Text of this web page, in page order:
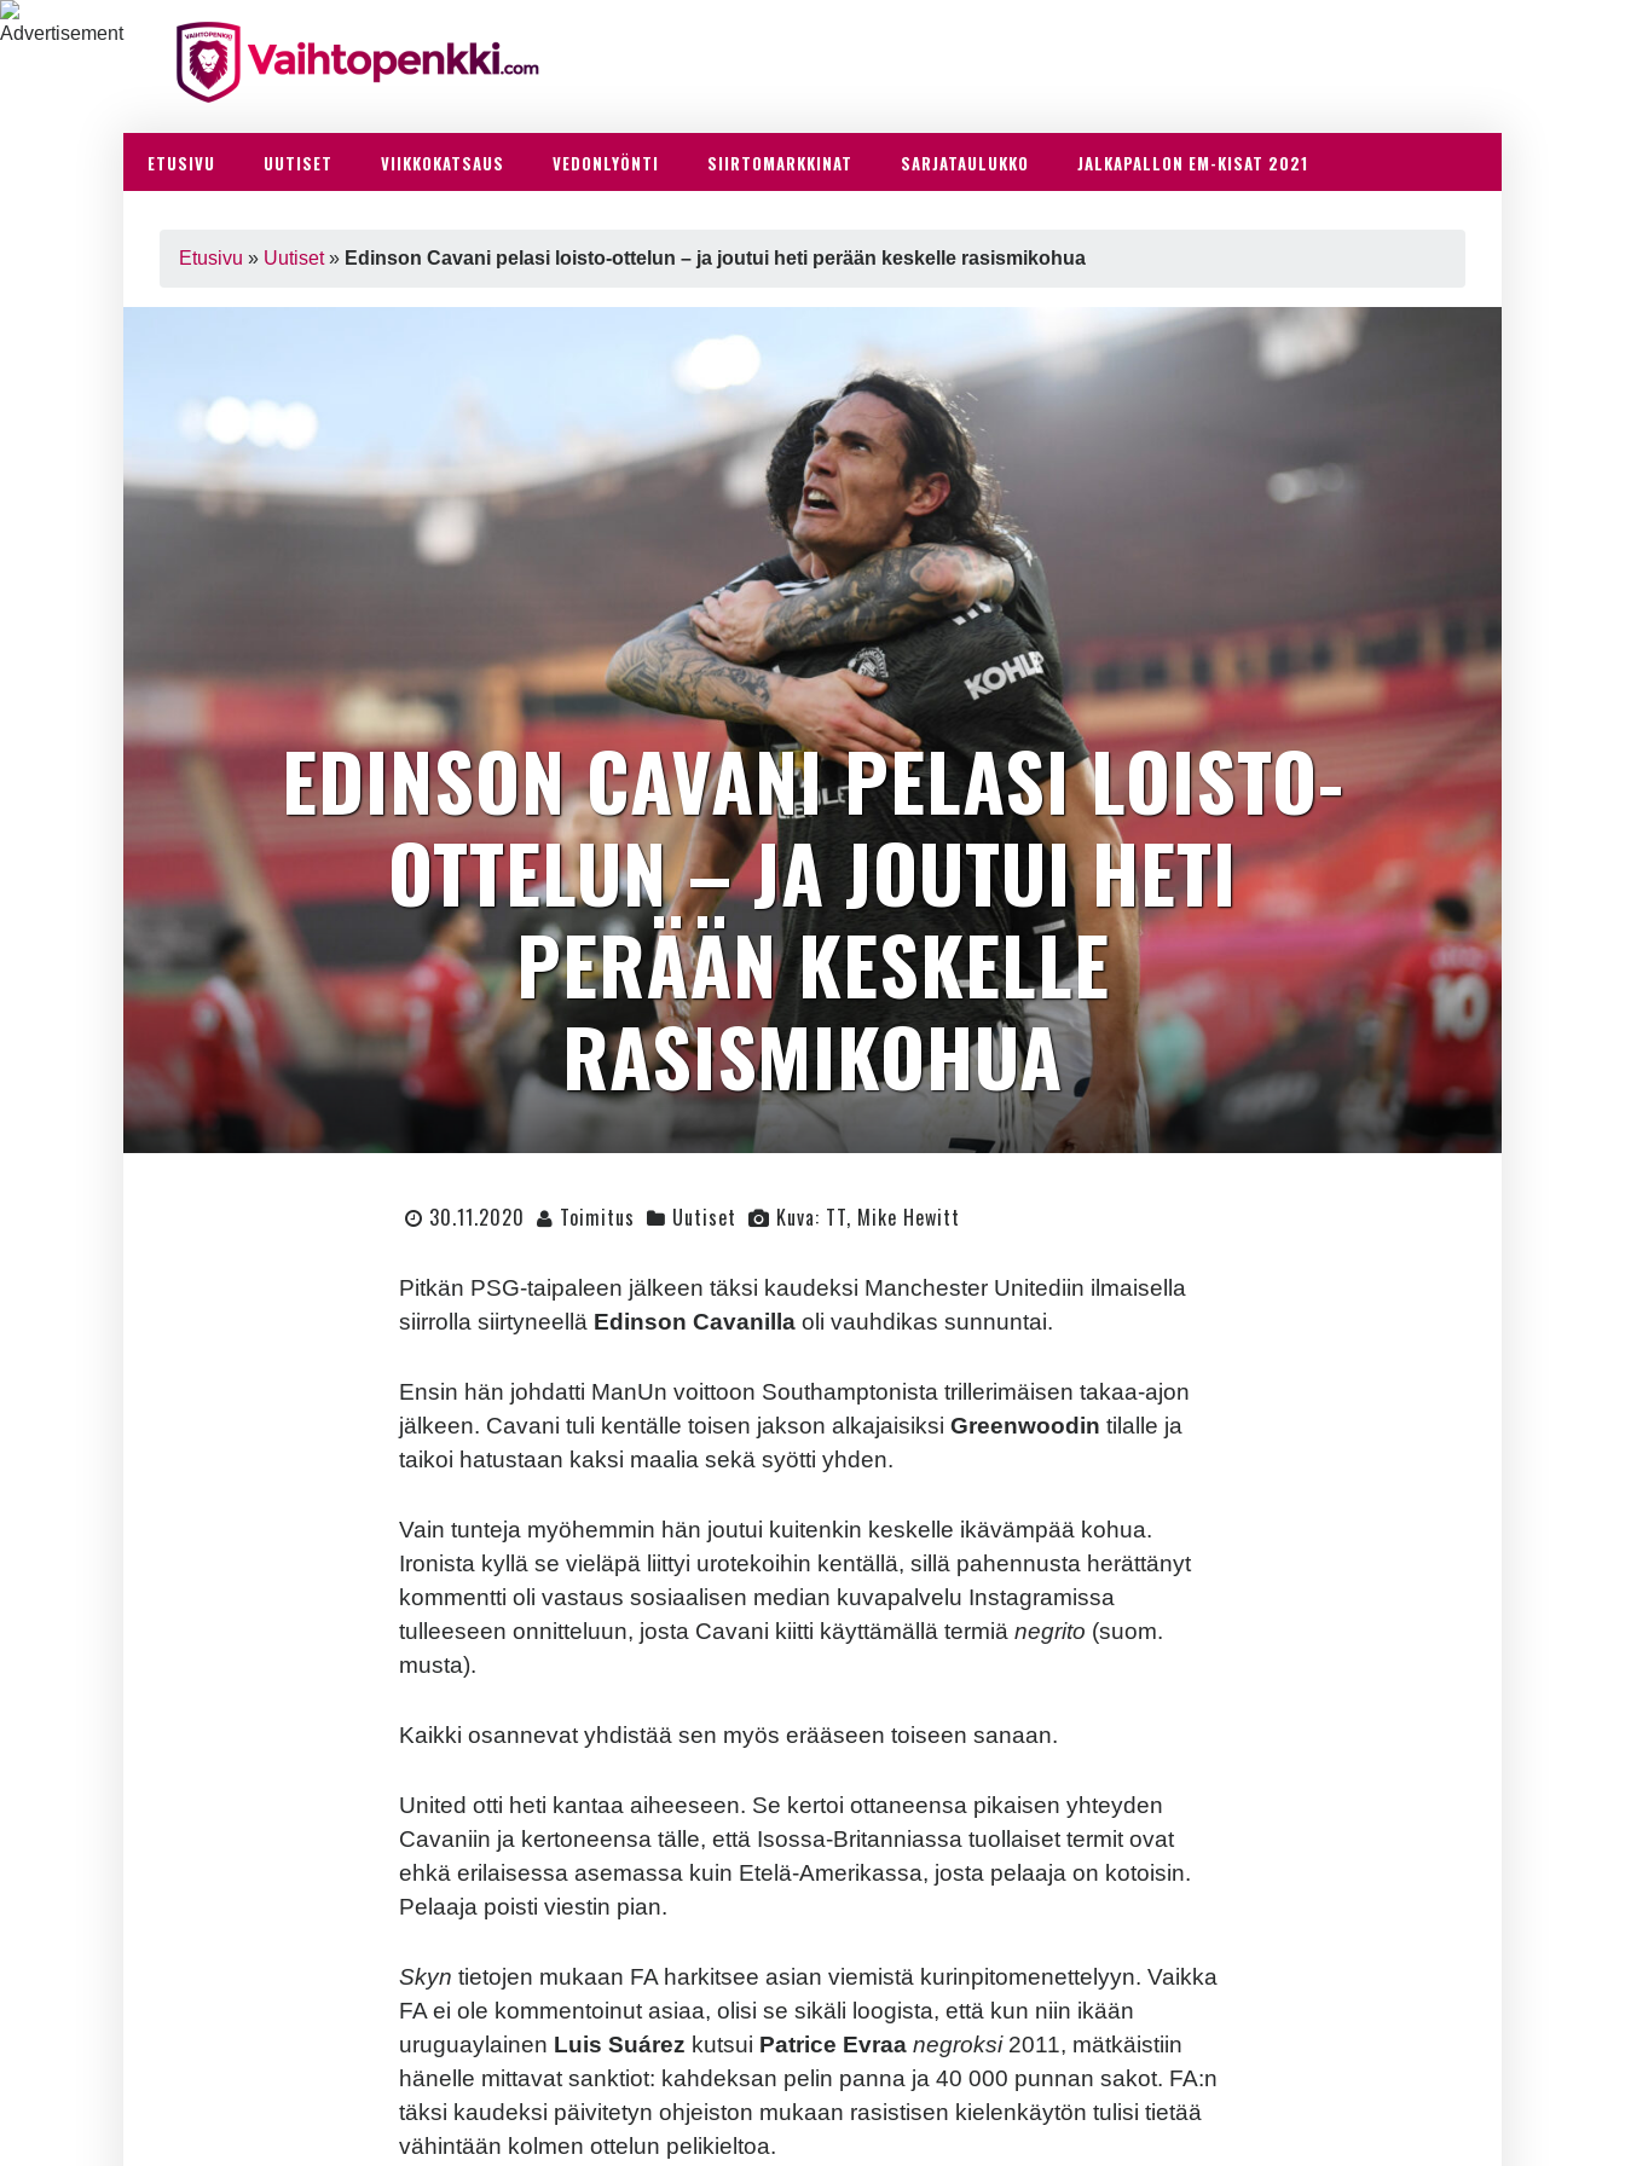
ETUSIVU UUTISET VIIKKOKATSAUS VEDONLYÖNTI SIIRTOMARKKINAT SARJATAULUKKO JALKAPALLON EM-KISAT 2021
Etusivu » Uutiset» Edinson Cavani pelasi loisto-ottelun – ja joutui heti perään keskelle rasismikohua
EDINSON CAVANI PELASI LOISTO-
OTTELUN – JA JOUTUI HETI
PERÄÄN KESKELLE
RASISMIKOHUA
30.11.2020 Toimitus Uutiset Kuva: TT, Mike Hewitt
Pitkän PSG-taipaleen jälkeen täksi kaudeksi Manchester Unitediin ilmaisella
siirrolla siirtyneellä Edinson Cavanilla oli vauhdikas sunnuntai.
Ensin hän johdatti ManUn voittoon Southamptonista trillerimäisen takaa-ajon
jälkeen. Cavani tuli kentälle toisen jakson alkajaisiksi Greenwoodin tilalle ja
taikoi hatustaan kaksi maalia sekä syötti yhden.
Vain tunteja myöhemmin hän joutui kuitenkin keskelle ikävämpää kohua.
Ironista kyllä se vieläpä liittyi urotekoihin kentällä, sillä pahennusta herättänyt
kommentti oli vastaus sosiaalisen median kuvapalvelu Instagramissa
tulleeseen onnitteluun, josta Cavani kiitti käyttämällä termiä negrito (suom.
musta).
Kaikki osannevat yhdistää sen myös erääseen toiseen sanaan.
United otti heti kantaa aiheeseen. Se kertoi ottaneensa pikaisen yhteyden
Cavaniin ja kertoneensa tälle, että Isossa-Britanniassa tuollaiset termit ovat
ehkä erilaisessa asemassa kuin Etelä-Amerikassa, josta pelaaja on kotoisin.
Pelaaja poisti viestin pian.
Skyn tietojen mukaan FA harkitsee asian viemistä kurinpitomenettelyyn. Vaikka
FA ei ole kommentoinut asiaa, olisi se sikäli loogista, että kun niin ikään
uruguaylainen Luis Suárez kutsui Patrice Evraa negroksi2011, mätkäistiin
hänelle mittavat sanktiot: kahdeksan pelin panna ja 40 000 punnan sakot. FA:n
täksi kaudeksi päivitetyn ohjeiston mukaan rasistisen kielenkäytön tulisi tietää
vähintään kolmen ottelun pelikieltoa.